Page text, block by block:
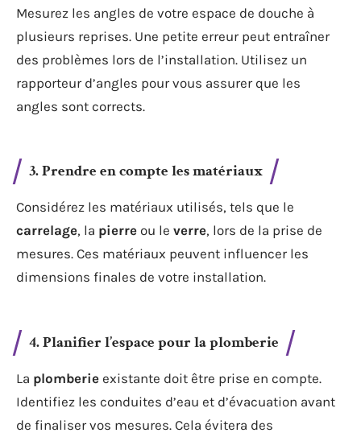
Mesurez les angles de votre espace de douche à
plusieurs reprises. Une petite erreur peut entraîner
des problèmes lors de l’installation. Utilisez un
rapporteur d’angles pour vous assurer que les
angles sont corrects.
3. Prendre en compte les matériaux
Considérez les matériaux utilisés, tels que le
carrelage, la pierre ou le verre, lors de la prise de
mesures. Ces matériaux peuvent influencer les
dimensions finales de votre installation.
4. Planifier l’espace pour la plomberie
La plomberie existante doit être prise en compte.
Identifiez les conduites d’eau et d’évacuation avant
de finaliser vos mesures. Cela évitera des